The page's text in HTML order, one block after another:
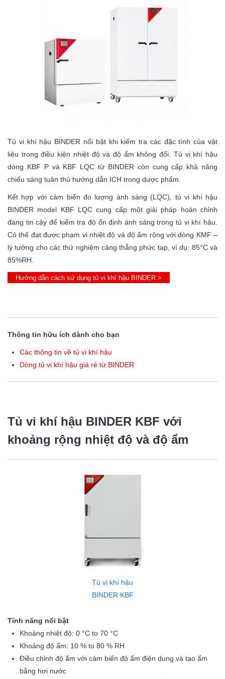
Tủ vi khí hậu BINDER nổi bật khi kiểm tra các đặc tính của vật
liệu trong điều kiện nhiệt độ và độ ẩm không đổi. Tủ vi khí hậu
dòng KBF P và KBF LQC từ BINDER còn cung cấp khả năng
chiếu sáng tuân thủ hướng dẫn ICH trong dược phẩm
Kết hợp với cảm biến đo lượng ánh sáng (LQC), tủ vi khí hậu
BINDER model KBF LQC cung cấp một giải pháp hoàn chỉnh
đáng tin cậy để kiểm tra độ ổn định ánh sáng trong tủ vi khí hậu.
Có thể đạt được phạm vi nhiệt độ và độ ẩm rộng với dòng KMF –
lý tưởng cho các thử nghiệm căng thẳng phức tạp, ví dụ: 85°C và
85%RH.
Hướng dẫn cách sử dụng tủ vi khí hậu BINDER >
Thông tin hữu ích dành cho bạn
Các thông tin về tủ vi khí hậu
Dòng tủ vi khí hậu giá rẻ từ BINDER
Tủ vi khí hậu BINDER KBF với
khoảng rộng nhiệt độ và độ ẩm
Tủ vi khí hậu
BINDER KBF
Tính năng nổi bật
Khoảng nhiệt độ: 0 °C to 70 °C
Khoảng độ ẩm: 10 % to 80 % RH
Điều chỉnh độ ẩm với cảm biến độ ẩm điện dung và tạo ẩm
bằng hơi nước